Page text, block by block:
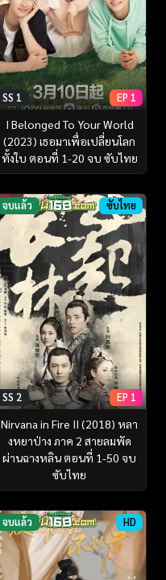
SS 1 EP 1
I Belonged To Your World
(2023) เธอมาเพื่อเปลี่ยนโลก
ทั้งใบ ตอนที่ 1-20 จบ ซับไทย
จบแล้ว ซับไทย
SS 2 EP 1
Nirvana in Fire II (2018) หลา
งหยาป่าง ภาค 2 สายลมพัด
ผ่านฉางหลิน ตอนที่ 1-50 จบ
ซับไทย
จบแล้ว HD